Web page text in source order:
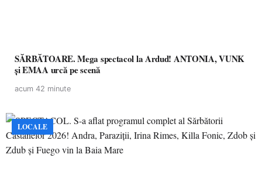
SĂRBĂTOARE. Mega spectacol la Ardud! ANTONIA, VUNK
și EMAA urcă pe scenă
acum 42 minute
LOCALE